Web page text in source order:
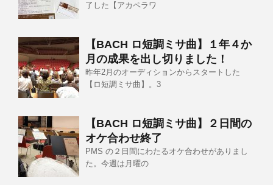
了した【アカペラワ
【BACH ロ短調ミサ曲】１年４か
月の成果を出し切りました！
昨年2月のオーディションからスタートした
【ロ短調ミサ曲】。3
【BACH ロ短調ミサ曲】２日間の
オケ合わせ終了
PMS の２日間にわたるオケ合わせがありまし
た。今週は月曜の